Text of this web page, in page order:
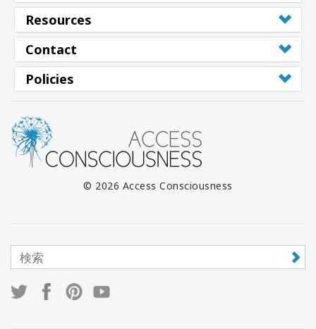
Resources
Contact
Policies
© 2026 Access Consciousness